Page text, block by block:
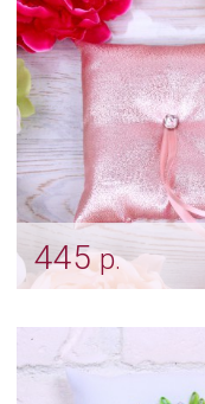
445р.
shine"
Арт: pod_0005